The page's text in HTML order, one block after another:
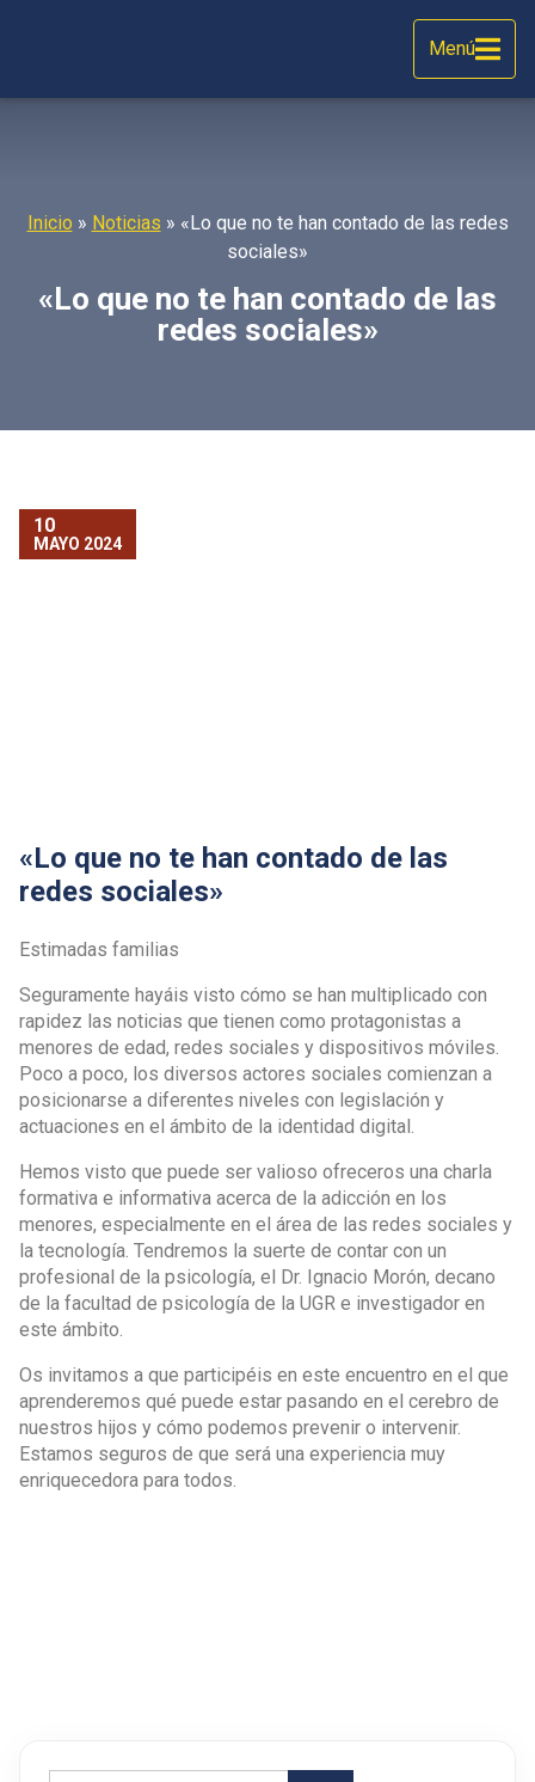
Menú
Inicio » Noticias » «Lo que no te han contado de las redes
sociales»
«Lo que no te han contado de las
redes sociales»
10
MAYO 2024
«Lo que no te han contado de las
redes sociales»
Estimadas familias
Seguramente hayáis visto cómo se han multiplicado con
rapidez las noticias que tienen como protagonistas a
menores de edad, redes sociales y dispositivos móviles.
Poco a poco, los diversos actores sociales comienzan a
posicionarse a diferentes niveles con legislación y
actuaciones en el ámbito de la identidad digital.
Hemos visto que puede ser valioso ofreceros una charla
formativa e informativa acerca de la adicción en los
menores, especialmente en el área de las redes sociales y
la tecnología. Tendremos la suerte de contar con un
profesional de la psicología, el Dr. Ignacio Morón, decano
de la facultad de psicología de la UGR e investigador en
este ámbito.
Os invitamos a que participéis en este encuentro en el que
aprenderemos qué puede estar pasando en el cerebro de
nuestros hijos y cómo podemos prevenir o intervenir.
Estamos seguros de que será una experiencia muy
enriquecedora para todos.